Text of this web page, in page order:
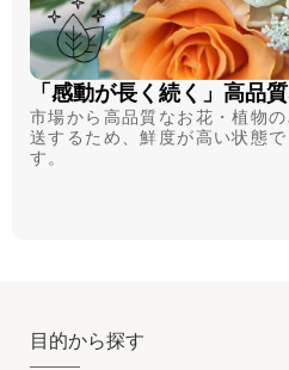
「感動が長く続く」高品
市場から高品質なお花・植物
送するため、鮮度が高い状態
す。
目的から探す